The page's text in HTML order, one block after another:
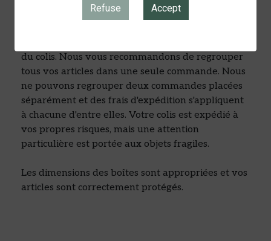
Refuse Accept
préparation et d'emballage ainsi que les frais de
du colis. Nous vous recommandons de regrouper
tous vos articles dans une seule commande. Nous
ne pouvons regrouper deux commandes placées
séparément et des frais d'expédition s'appliquent
à chacune d'entre elles. Votre colis est expédié à
vos propres risques, mais une attention
particulière est portée aux objets fragiles.
Les dimensions des boîtes sont appropriées et vos
articles sont correctement protégés.